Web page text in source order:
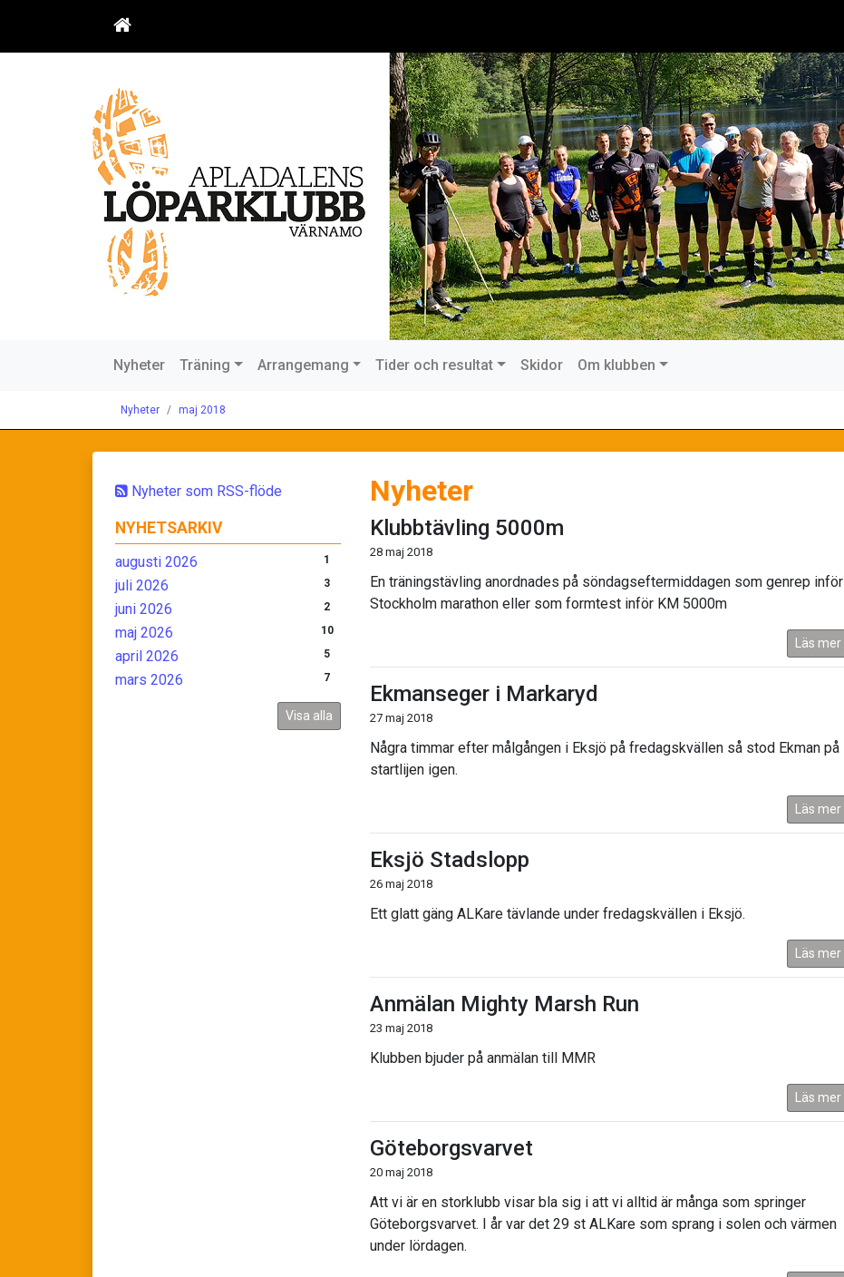
Nyheter Träning Arrangemang Tider och resultat Skidor Om klubben
Nyheter maj 2018
Nyheter som RSS-flöde
NYHETSARKIV
augusti 2026 1
juli 2026 3
juni 2026 2
maj 2026 10
april 2026 5
mars 2026 7
Visa alla
Nyheter
Klubbtävling 5000m
28 maj 2018
En träningstävling anordnades på söndagseftermiddagen som genrep inför
Stockholm marathon eller som formtest inför KM 5000m
Läs mer
Ekmanseger i Markaryd
27 maj 2018
Några timmar efter målgången i Eksjö på fredagskvällen så stod Ekman på
startlijen igen.
Läs mer
Eksjö Stadslopp
26 maj 2018
Ett glatt gäng ALKare tävlande under fredagskvällen i Eksjö.
Läs mer
Anmälan Mighty Marsh Run
23 maj 2018
Klubben bjuder på anmälan till MMR
Läs mer
Göteborgsvarvet
20 maj 2018
Att vi är en storklubb visar bla sig i att vi alltid är många som springer
Göteborgsvarvet. I år var det 29 st ALKare som sprang i solen och värmen
under lördagen.